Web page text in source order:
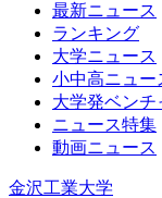
最新ニュース
ランキング
大学ニュース
小中高ニュー
大学発ベンチ
ニュース特集
動画ニュース
金沢工業大学